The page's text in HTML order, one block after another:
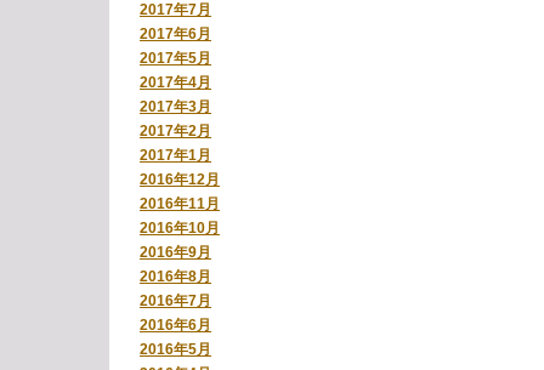
2017年7月
2017年6月
2017年5月
2017年4月
2017年3月
2017年2月
2017年1月
2016年12月
2016年11月
2016年10月
2016年9月
2016年8月
2016年7月
2016年6月
2016年5月